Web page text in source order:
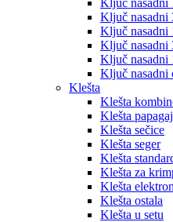
Ključ nasadni
Ključ nasadni
Ključ nasadni
Ključ nasadni
Ključ nasadni
Ključ nasadni
Klešta
Klešta
Klešta papagaj
Klešta sečice
Klešta seger
Klešta
Klešta za
Klešta
Klešta ostala
Klešta u setu